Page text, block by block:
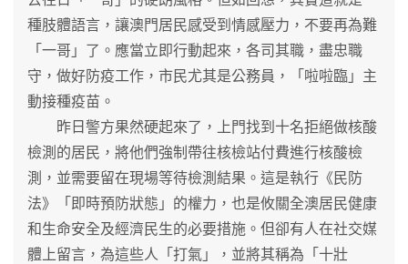
種肢體語言，讓澳門居民感受到情感壓力，不要再為難
「一哥」了。應當立即行動起來，各司其職，盡忠職
守，做好防疫工作，市民尤其是公務員，「啦啦臨」主
動接種疫苗。
昨日警方果然硬起來了，上門找到十名拒絕做核酸
檢測的居民，將他們強制帶往核檢站付費進行核酸檢
測，並需要留在現場等待檢測結果。這是執行《民防
法》「即時預防狀態」的權力，也是攸關全澳居民健康
和生命安全及經濟民生的必要措施。但卻有人在社交媒
體上留言，為這些人「打氣」，並將其稱為「十壯